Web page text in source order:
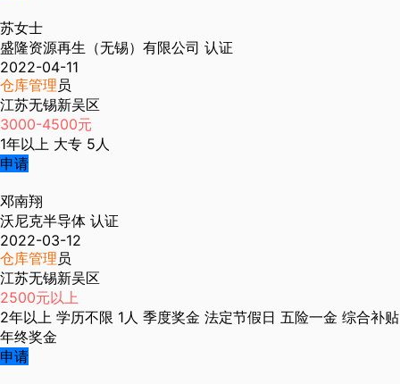
苏女士
盛隆资源再生（无锡）有限公司 认证
2022-04-11
仓库管理 员
江苏无锡新吴区
3000-4500元
1年以上 大专 5人
申请
邓南翔
沃尼克半导体 认证
2022-03-12
仓库管理 员
江苏无锡新吴区
2500元以上
2年以上 学历不限 1人 季度奖金 法定节假日 五险一金 综合补贴
年终奖金
申请